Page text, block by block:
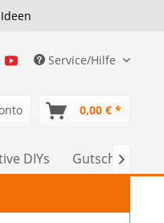
Service/Hilfe
0,00 € *
DIYs Gutscheine
